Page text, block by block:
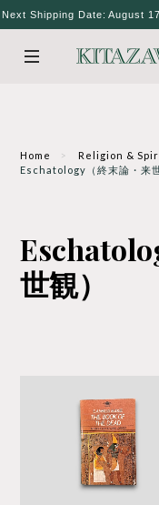
Next Shipping Date: August
Home
Religion &
Eschatology（終末論・来世
世観）